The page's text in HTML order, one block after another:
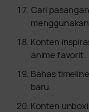
Cari
Konten
anime favorit.
Bahas
baru.
Konten